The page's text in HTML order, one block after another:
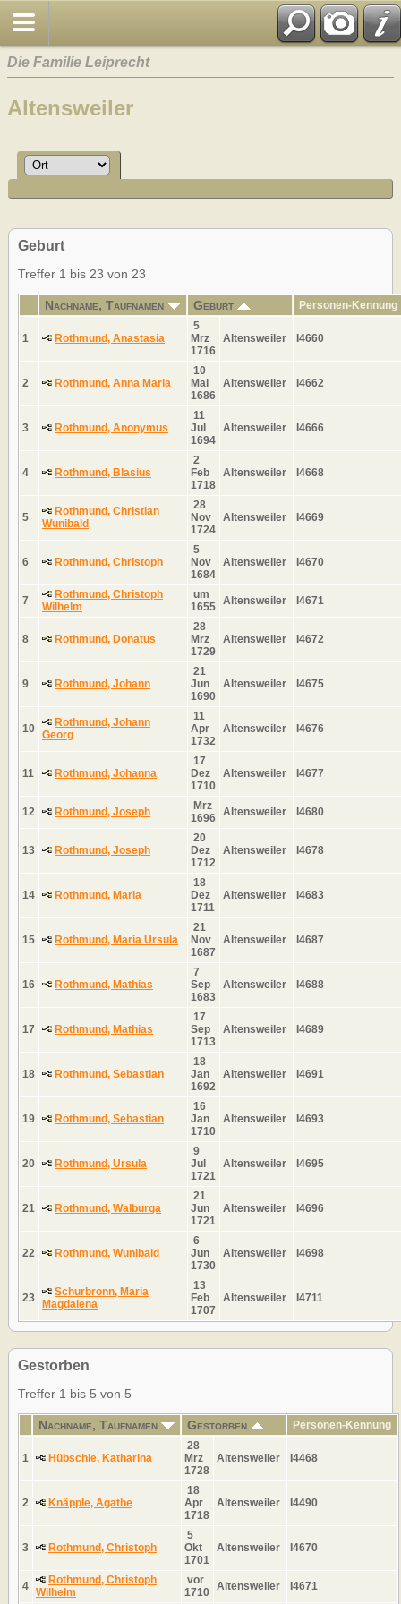
Die Familie Leiprecht
Altensweiler
Geburt
Treffer 1 bis 23 von 23
Nachname, Taufnamen Geburt Personen-Kennung
1 Rothmund, Anastasia
5
Mrz
1716
Altensweiler I4660
2 Rothmund, Anna Maria
10
Mai
1686
Altensweiler I4662
3 Rothmund, Anonymus
11
Jul
1694
Altensweiler I4666
4 Rothmund, Blasius
2
Feb
1718
Altensweiler I4668
5
Rothmund, Christian
Wunibald
28
Nov
1724
Altensweiler I4669
6 Rothmund, Christoph
5
Nov
1684
Altensweiler I4670
7
Rothmund, Christoph
Wilhelm
um
1655 Altensweiler I4671
8 Rothmund, Donatus
28
Mrz
1729
Altensweiler I4672
9 Rothmund, Johann
21
Jun
1690
Altensweiler I4675
10
Rothmund, Johann
Georg
11
Apr
1732
Altensweiler I4676
11 Rothmund, Johanna
17
Dez
1710
Altensweiler I4677
12 Rothmund, Joseph
Mrz
1696 Altensweiler I4680
13 Rothmund, Joseph
20
Dez
1712
Altensweiler I4678
14 Rothmund, Maria
18
Dez
1711
Altensweiler I4683
15 Rothmund, Maria Ursula
21
Nov
1687
Altensweiler I4687
16 Rothmund, Mathias
7
Sep
1683
Altensweiler I4688
17 Rothmund, Mathias
17
Sep
1713
Altensweiler I4689
18 Rothmund, Sebastian
18
Jan
1692
Altensweiler I4691
19 Rothmund, Sebastian
16
Jan
1710
Altensweiler I4693
20 Rothmund, Ursula
9
Jul
1721
Altensweiler I4695
21 Rothmund, Walburga
21
Jun
1721
Altensweiler I4696
22 Rothmund, Wunibald
6
Jun
1730
Altensweiler I4698
23
Schurbronn, Maria
Magdalena
13
Feb
1707
Altensweiler I4711
Gestorben
Treffer 1 bis 5 von 5
Nachname, Taufnamen Gestorben Personen-Kennung
1 Hübschle, Katharina
28
Mrz
1728
Altensweiler I4468
2 Knäpple, Agathe
18
Apr
1718
Altensweiler I4490
3 Rothmund, Christoph
5
Okt
1701
Altensweiler I4670
4
Rothmund, Christoph
Wilhelm
vor
1710 Altensweiler I4671